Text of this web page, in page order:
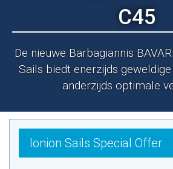
C45
De nieuwe Barbagiannis
Sails biedt enerzijds
anderzijds optimale
Ionion Sails Special Offer